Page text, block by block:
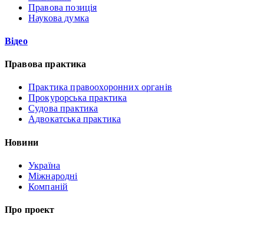
Правова позиція
Наукова думка
Відео
Правова практика
Практика правоохоронних органів
Прокурорська практика
Судова практика
Адвокатська практика
Новини
Україна
Міжнародні
Компаній
Про проект